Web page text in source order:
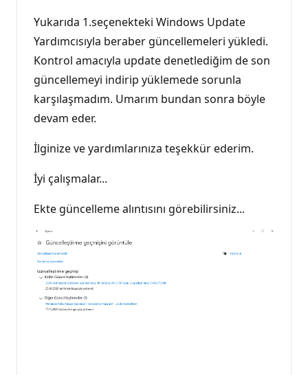
Yukarıda 1.seçenekteki Windows Update
Yardımcısıyla beraber güncellemeleri yükledi.
Kontrol amacıyla update denetlediğim de son
güncellemeyi indirip yüklemede sorunla
karşılaşmadım. Umarım bundan sonra böyle
devam eder.
İlginize ve yardımlarınıza teşekkür ederim.
İyi çalışmalar...
Ekte güncelleme alıntısını görebilirsiniz...